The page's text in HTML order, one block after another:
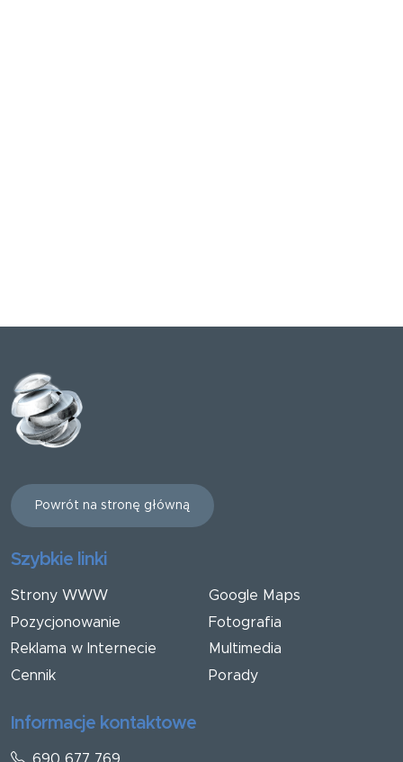
Powrót na stronę główną
Szybkie linki
Strony WWW
Pozycjonowanie
Reklama w Internecie
Cennik
Google Maps
Fotografia
Multimedia
Porady
Informacje kontaktowe
690 677 769